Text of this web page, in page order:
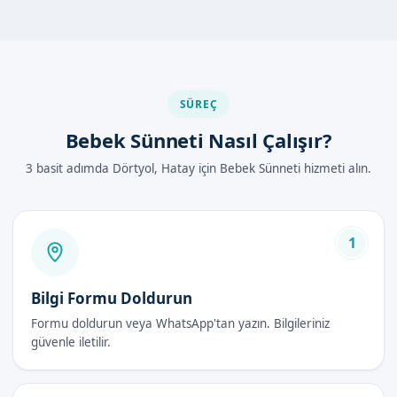
tarafından aşağıdaki adımlarla yapılır:
Bebeklerin sağlık kontrolü yapılır.
İşlem sonrası bebeklerin bakımı yapılır.
Bebek Sünneti Avantajları
Hijyen ve temizlik sağlar.
Enfeksiyon riskini azaltır.
Erkek bebeklerin sağlığını korur.
Güvenli ve ağrısız bir işlemdir.
SÜREÇ
Bebek Sünneti Nasıl Çalışır?
3 basit adımda Dörtyol, Hatay için Bebek Sünneti hizmeti alın.
1
Bilgi Formu Doldurun
Formu doldurun veya WhatsApp'tan yazın. Bilgileriniz
güvenle iletilir.